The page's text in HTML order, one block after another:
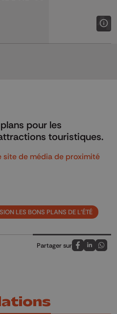
Whatsapp
pour les
touristiques.
site de média de proximité
LES BONS PLANS DE L'ÉTÉ
Partager sur
Partagez sur
Partagez